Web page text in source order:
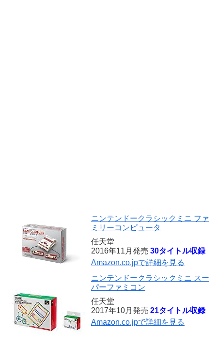
ニンテンドークラシックミニ ファ
ミリーコンピュータ
任天堂
2016年11月発売 30タイトル収録
Amazon.co.jpで詳細を見る
ニンテンドークラシックミニ スー
パーファミコン
任天堂
2017年10月発売 21タイトル収録
Amazon.co.jpで詳細を見る